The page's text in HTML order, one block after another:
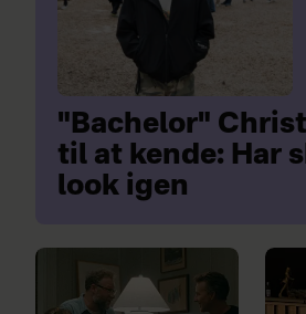
"Bachelor"
til at kende: Har
look igen